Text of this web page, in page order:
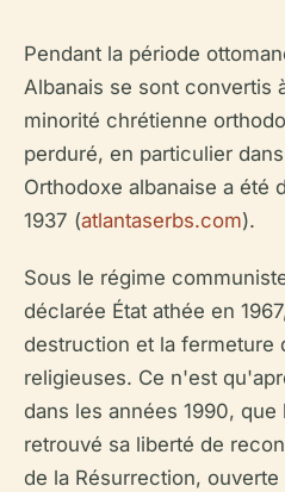
Pendant la période
Albanais se sont convertis
minorité chrétienne
perduré, en particulier
Orthodoxe albanaise a été
1937 (atlantaserbs.com).
Sous le régime
déclarée État athée en
destruction et la fermeture
religieuses. Ce n'est
dans les années 1990,
retrouvé sa liberté de
de la Résurrection,